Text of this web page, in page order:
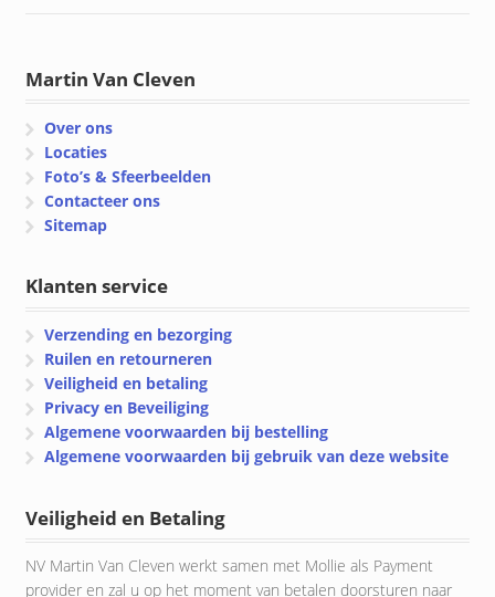
Martin Van Cleven
Over ons
Locaties
Foto’s & Sfeerbeelden
Contacteer ons
Sitemap
Klanten service
Verzending en bezorging
Ruilen en retourneren
Veiligheid en betaling
Privacy en Beveiliging
Algemene voorwaarden bij bestelling
Algemene voorwaarden bij gebruik van deze website
Veiligheid en Betaling
NV Martin Van Cleven werkt samen met Mollie als Payment
provider en zal u op het moment van betalen doorsturen naar